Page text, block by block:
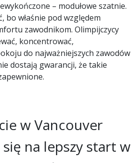
– modułowe szatnie.
bo właśnie pod względem
zawodnikom. Olimpijczycy
koncentrować,
do najważniejszych zawodów
dostają gwarancji, że takie
w Vancouver
się na lepszy start w